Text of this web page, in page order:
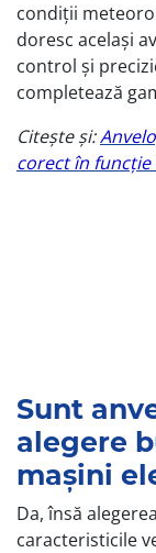
condiții
doresc același
control și
completează
Citește și:
corect în
Sunt
alegere
mașini
Da, însă
caracteristicile